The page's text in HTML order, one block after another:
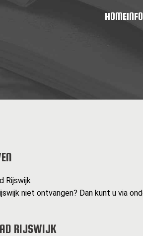
HOME
Rijswijk
niet ontvangen? Dan kunt u via
RIJSWIJK